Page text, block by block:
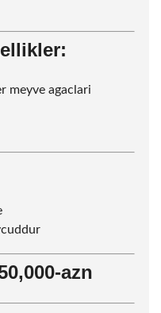
meyve agaclari
azn